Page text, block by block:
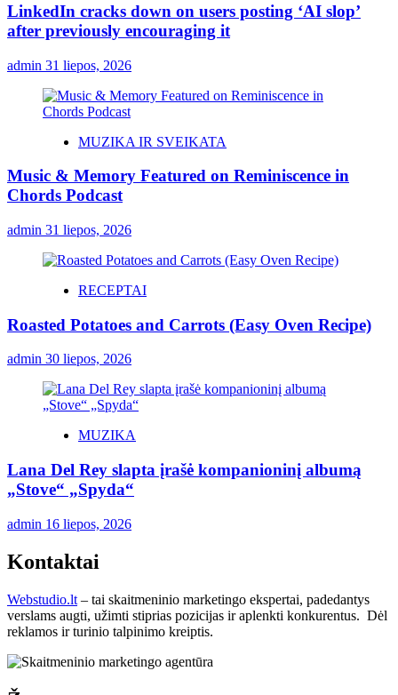
LinkedIn cracks down on users posting ‘AI slop’
after previously encouraging it
admin 31 liepos, 2026
MUZIKA IR SVEIKATA
Music & Memory Featured on Reminiscence in
Chords Podcast
admin 31 liepos, 2026
RECEPTAI
Roasted Potatoes and Carrots (Easy Oven Recipe)
admin 30 liepos, 2026
MUZIKA
Lana Del Rey slapta įrašė kompanioninį albumą
„Stove“ „Spyda“
admin 16 liepos, 2026
Kontaktai
Webstudio.lt – tai skaitmeninio marketingo ekspertai, padedantys
verslams augti, užimti stiprias pozicijas ir aplenkti konkurentus. Dėl
reklamos ir turinio talpinimo kreiptis.